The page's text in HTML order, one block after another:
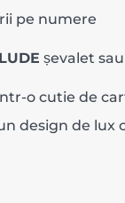
pe numere
șevalet
o cutie de
design de lux